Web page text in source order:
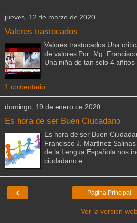
jueves, 12 de marzo de 2020
Valores trastocados
Valores trastocados Una
de valores Por: Mg.
Una niña de tan solo 4 añitos
1 comentario:
domingo, 19 de enero de 2020
Es hora de ser Buen Ciudadano
Es hora de ser Buen
Francisco J. Martínez
de la Lengua Española nos
ciudadano e...
‹ Página Principal
Ver la versión web